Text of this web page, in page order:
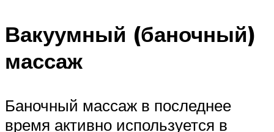
Вакуумный (баночный)
массаж
Баночный массаж в последнее
время активно используется в